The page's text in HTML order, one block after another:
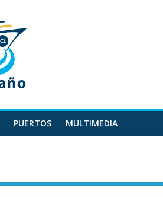
PUERTOS MULTIMEDIA